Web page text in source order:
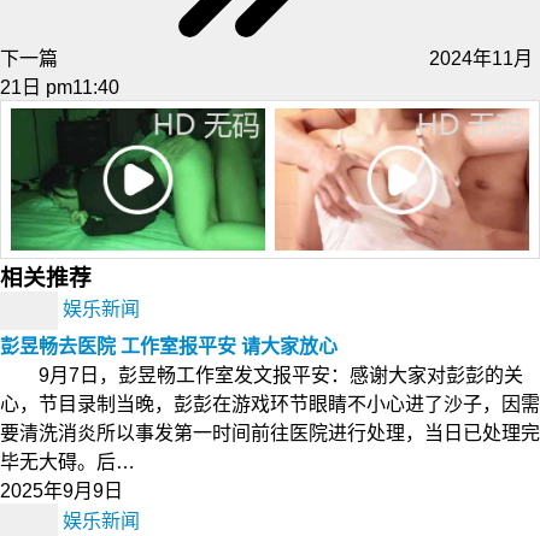
下一篇
2024年11月
21日 pm11:40
相关推荐
娱乐新闻
彭昱畅去医院 工作室报平安 请大家放心
9月7日，彭昱畅工作室发文报平安：感谢大家对彭彭的关
心，节目录制当晚，彭彭在游戏环节眼睛不小心进了沙子，因需
要清洗消炎所以事发第一时间前往医院进行处理，当日已处理完
毕无大碍。后…
2025年9月9日
娱乐新闻